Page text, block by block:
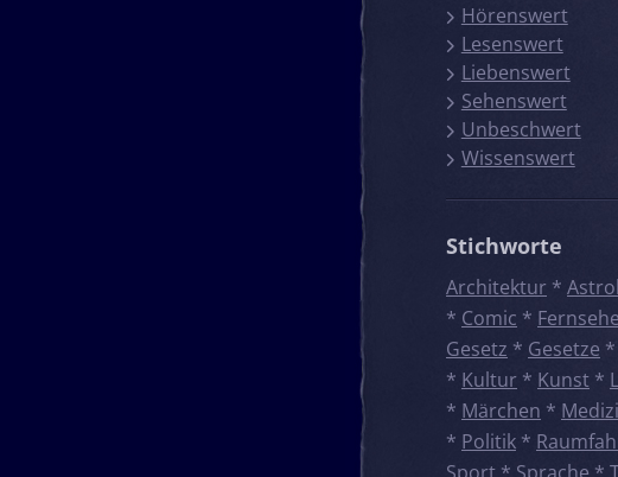
Hörenswert
Lesenswert
Liebenswert
Sehenswert
Unbeschwert
Wissenswert
Stichworte
Architektur *
* Comic *
Gesetz * Gesetze *
* Kultur * Kunst *
* Märchen *
* Politik *